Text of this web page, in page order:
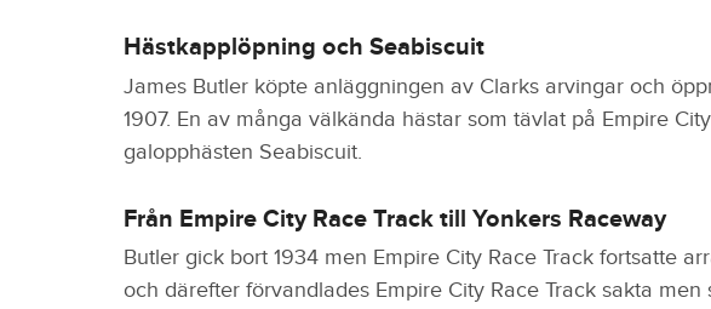
Hästkapplöpning och Seabiscuit
James Butler köpte anläggningen av Clarks arvingar och
1907. En av många välkända hästar som tävlat på Empire
galopphästen Seabiscuit.
Från Empire City Race Track till Yonkers Raceway
Butler gick bort 1934 men Empire City Race Track fortsatte
och därefter förvandlades Empire City Race Track sakta